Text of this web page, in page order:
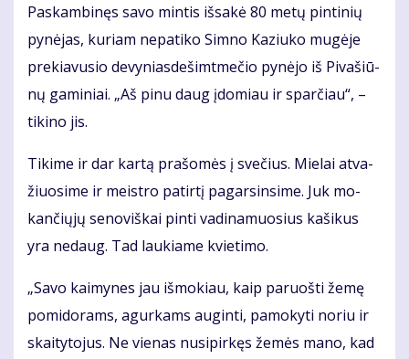
Pa­skam­bi­nęs sa­vo min­tis iš­sa­kė 80 me­tų pin­ti­nių
py­nė­jas, ku­riam ne­pa­ti­ko Sim­no Ka­ziu­ko mu­gė­je
pre­kia­vu­sio de­vy­nias­de­šimt­me­čio py­nė­jo iš Pi­va­šiū­
nų ga­mi­niai. „Aš pi­nu daug įdo­miau ir spar­čiau“, –
ti­ki­no jis.
Ti­ki­me ir dar kar­tą pra­šo­mės į sve­čius. Mie­lai at­va­
žiuo­si­me ir meist­ro pa­tir­tį pa­gar­sin­si­me. Juk mo­
kan­čių­jų se­no­viš­kai pin­ti va­di­na­muo­sius ka­ši­kus
yra ne­daug. Tad lau­kia­me kvie­ti­mo.
„Sa­vo kai­my­nes jau iš­mo­kiau, kaip pa­ruoš­ti že­mę
po­mi­do­rams, agur­kams au­gin­ti, pa­mo­ky­ti no­riu ir
skai­ty­to­jus. Ne vie­nas nu­si­pir­kęs že­mės ma­no, kad